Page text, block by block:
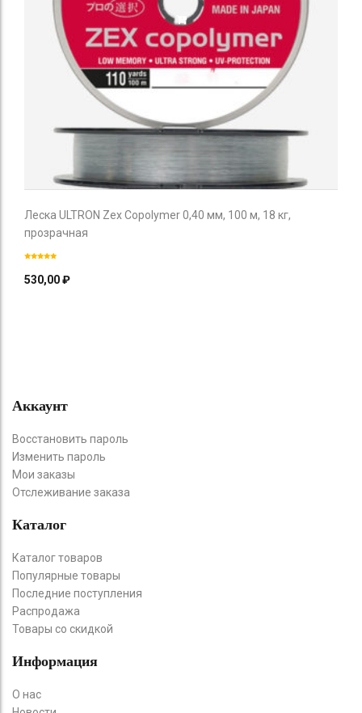
Леска ULTRON Zex Copolymer 0,40 мм, 100 м, 18 кг,
прозрачная
530,00₽
Аккаунт
Восстановить пароль
Изменить пароль
Мои заказы
Отслеживание заказа
Каталог
Каталог товаров
Популярные товары
Последние поступления
Распродажа
Товары со скидкой
Информация
О нас